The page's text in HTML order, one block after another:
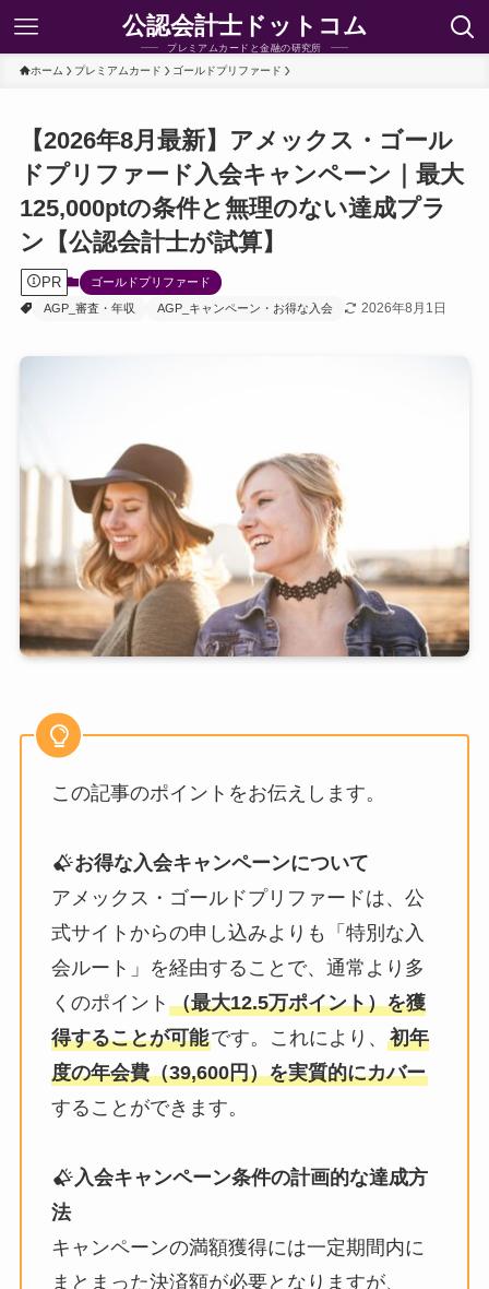
公認会計士ドットコム
プレミアムカードと金融の研究所
ホーム プレミアムカード ゴールドプリファード
【2026年8月最新】アメックス・ゴール
ドプリファード入会キャンペーン｜最大
125,000ptの条件と無理のない達成プラ
ン【公認会計士が試算】
PR
ゴールドプリファード
AGP_審査・年収
AGP_キャンペーン・お得な入会 2026年8月1日
この記事のポイントをお伝えします。
お得な入会キャンペーンについて
アメックス・ゴールドプリファードは、公
式サイトからの申し込みよりも「特別な入
会ルート」を経由することで、通常より多
くのポイント （最大12.5万ポイント）を獲
得することが可能です。これにより、 初年
度の年会費（39,600円）を実質的にカバー
することができます。
入会キャンペーン条件の計画的な達成方
法
キャンペーンの満額獲得には一定期間内に
まとまった決済額が必要となりますが、